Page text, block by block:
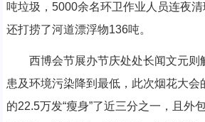
吨垃圾，5000余名环卫作业人员连夜
还打捞了河道漂浮物136吨。
西博会节展办节庆处处长闻文元则
患及环境污染降到最低，此次烟花大会
的22.5万发“瘦身”了近三分之一，且外